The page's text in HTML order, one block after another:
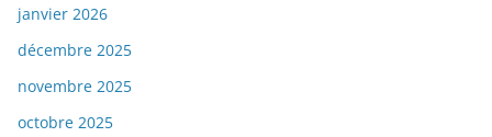
janvier 2026
décembre 2025
novembre 2025
octobre 2025